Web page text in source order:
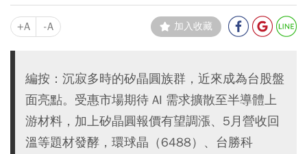
+A -A 加入收藏
編按：沉寂多時的矽晶圓族群，近來成為台股盤
面亮點。受惠市場期待 AI 需求擴散至半導體上
游材料，加上矽晶圓報價有望調漲、5月營收回
溫等題材發酵，環球晶（6488）、台勝科